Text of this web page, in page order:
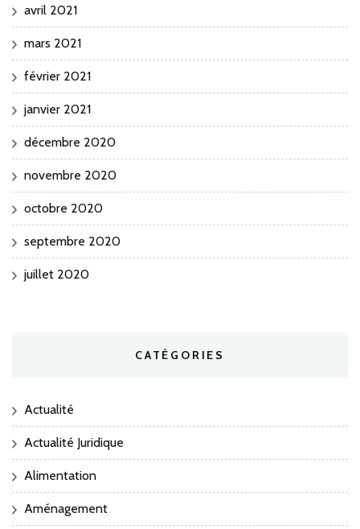
avril 2021
mars 2021
février 2021
janvier 2021
décembre 2020
novembre 2020
octobre 2020
septembre 2020
juillet 2020
CATÉGORIES
Actualité
Actualité Juridique
Alimentation
Aménagement